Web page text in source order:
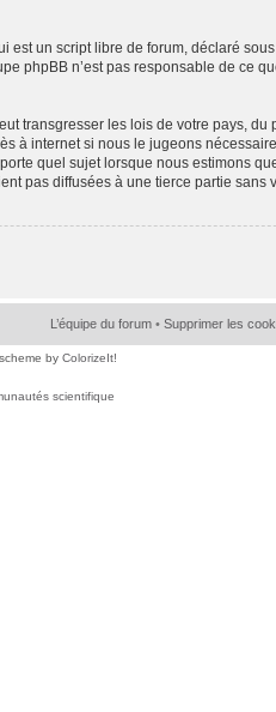
est un script libre de forum, déclaré
phpBB n’est pas responsable de ce
transgresser les lois de votre pays, du
à internet si nous le jugeons
quel sujet lorsque nous estimons
pas diffusées à une tierce partie sans
L’équipe du forum • Supprimer les
by ColorizeIt!
scientifique